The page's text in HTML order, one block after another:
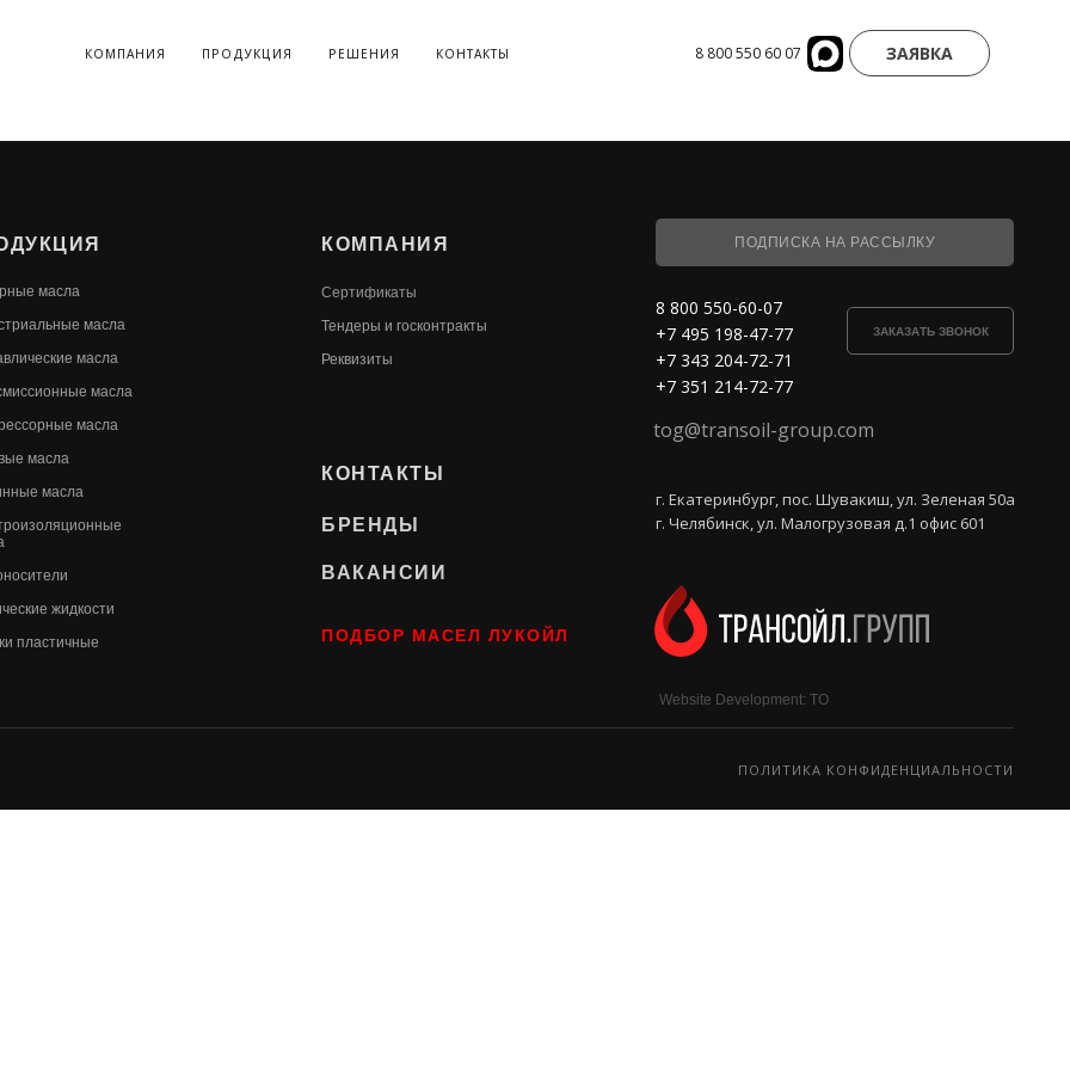
КОМПАНИЯ ПРОДУКЦИЯ РЕШЕНИЯ КОНТАКТЫ 8 800 550 60 07 ЗАЯВКА
КОМПАНИЯ
Website Development: TO
ПОДПИСКА НА РАССЫЛКУ
8 800 550-60-07
+7 495 198-47-77
+7 343 204-72-71
+7 351 214-72-77
ЗАКАЗАТЬ ЗВОНОК
tog@transoil-group.com
г. Екатеринбург, пос. Шувакиш, ул. Зеленая 50а
г. Челябинск, ул. Малогрузовая д.1 офис 601
ПОЛИТИКА КОНФИДЕНЦИАЛЬНОСТИ
масла
масла
масла
масла
масла
масла
масла
жидкости
пластичные
Сертификаты
Тендеры и госконтракты
Реквизиты
КОНТАКТЫ
БРЕНДЫ
ПОДБОР МАСЕЛ ЛУКОЙЛ
ВАКАНСИИ